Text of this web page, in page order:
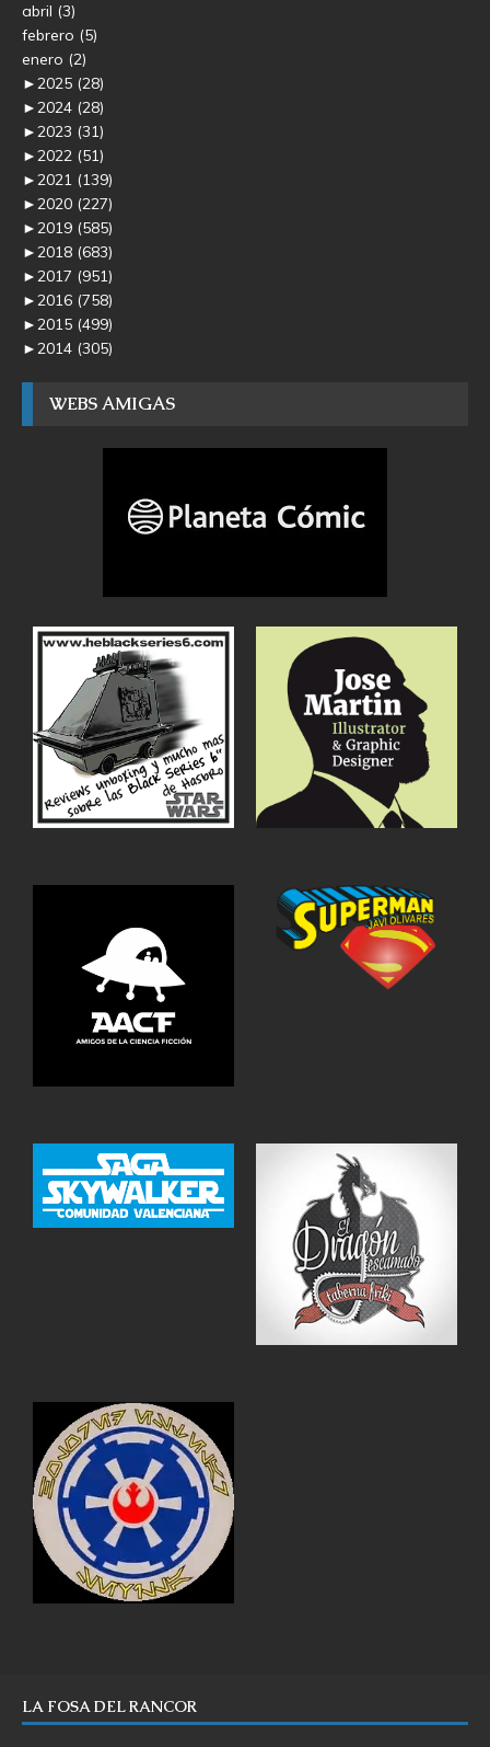
abril (3)
febrero (5)
enero (2)
►2025 (28)
►2024 (28)
►2023 (31)
►2022 (51)
►2021 (139)
►2020 (227)
►2019 (585)
►2018 (683)
►2017 (951)
►2016 (758)
►2015 (499)
►2014 (305)
WEBS AMIGAS
LA FOSA DEL RANCOR